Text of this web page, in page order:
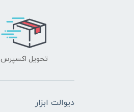
تحویل اکسپرس
دیوالت ابزار